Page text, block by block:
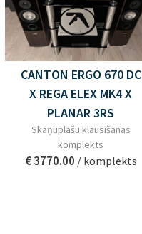
CANTON ERGO 670 DC
X REGA ELEX MK4 X
PLANAR 3RS
Skaņuplašu klausīšanās
komplekts
€ 3770.00 / komplekts